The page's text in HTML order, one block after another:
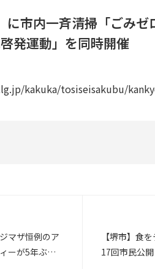
に市内一斉清掃「ごみ
発運動」を同時開催
kakuka/tosiseisakubu/
マザ恒例のア
ーが5年ぶり
【堺市】食
17回市民公